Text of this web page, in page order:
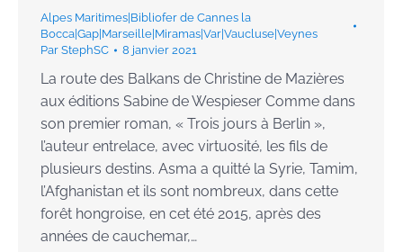
Alpes Maritimes|Bibliofer de Cannes la
Bocca|Gap|Marseille|Miramas|Var|Vaucluse|Veynes
Par StephSC 8 janvier 2021
La route des Balkans de Christine de Mazières
aux éditions Sabine de Wespieser Comme dans
son premier roman, « Trois jours à Berlin »,
l’auteur entrelace, avec virtuosité, les fils de
plusieurs destins. Asma a quitté la Syrie, Tamim,
l’Afghanistan et ils sont nombreux, dans cette
forêt hongroise, en cet été 2015, après des
années de cauchemar,…